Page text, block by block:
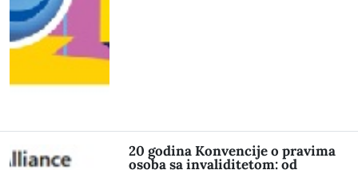
20 godina Konvencije o pravima
osoba sa invaliditetom: od